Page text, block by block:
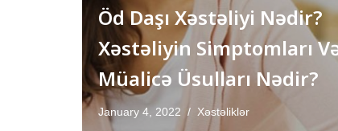
Öd Daşı Xəstəliyi Nədir?
Xəstəliyin Simptomları
Müalicə Üsulları Nədir?
January 4, 2022 Xəstəliklər